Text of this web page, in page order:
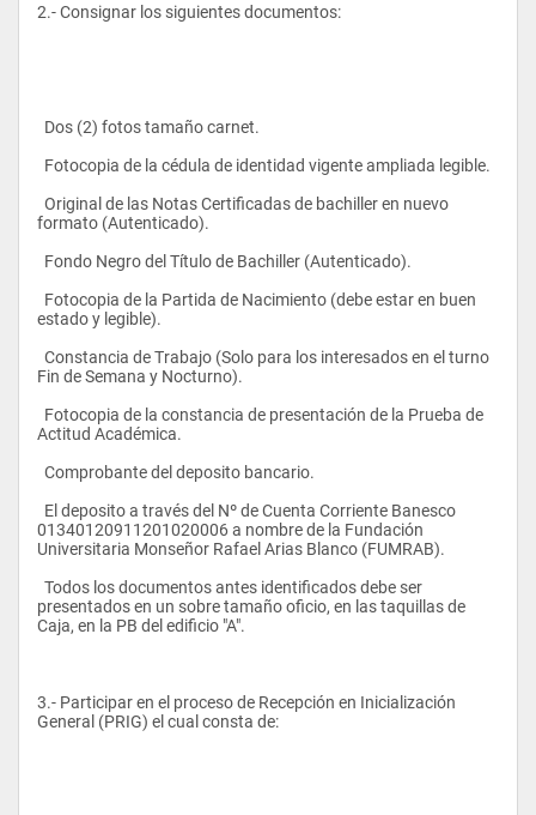
2.- Consignar los siguientes documentos:
  Dos (2) fotos tamaño carnet.
  Fotocopia de la cédula de identidad vigente ampliada legible.
formato (Autenticado).
  Fondo Negro del Título de Bachiller (Autenticado).
estado y legible).
Fin de Semana y Nocturno).
Actitud Académica.
  Comprobante del deposito bancario.
01340120911201020006 a nombre de la Fundación
Universitaria Monseñor Rafael Arias Blanco (FUMRAB).
presentados en un sobre tamaño oficio, en las taquillas de
Caja, en la PB del edificio "A".
3.- Participar en el proceso de Recepción en Inicialización
General (PRIG) el cual consta de: